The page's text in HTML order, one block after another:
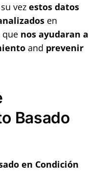
vezestos datos
en
quenos ayudaran a
and prevenir
Basado
en Condición